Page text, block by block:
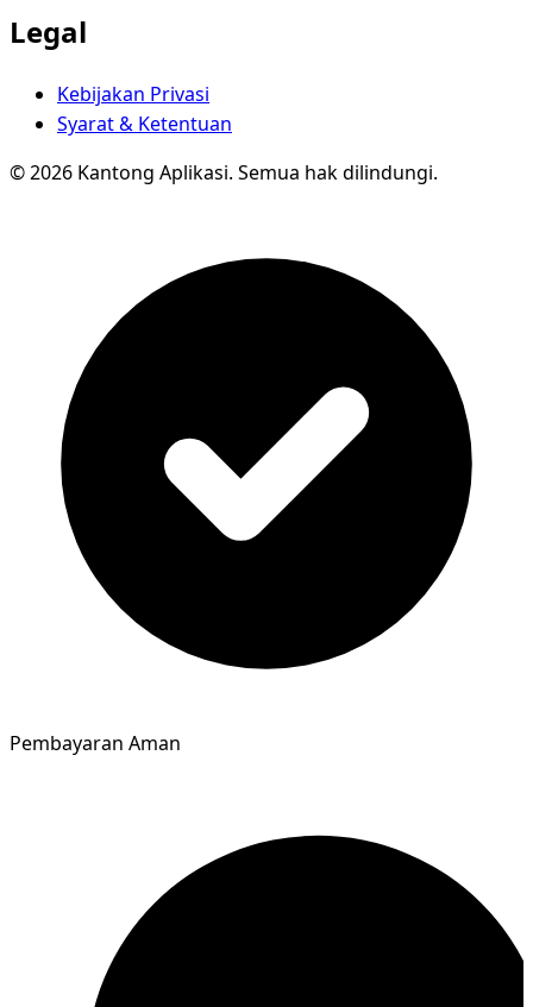
Legal
Kebijakan Privasi
Syarat & Ketentuan
© 2026 Kantong Aplikasi. Semua hak dilindungi.
Pembayaran Aman